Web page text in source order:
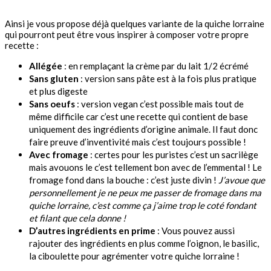
Ainsi je vous propose déjà quelques variante de la quiche lorraine
qui pourront peut être vous inspirer à composer votre propre
recette :
Allégée : en remplaçant la crème par du lait 1/2 écrémé
Sans gluten : version sans pâte est à la fois plus pratique
et plus digeste
Sans oeufs : version vegan c’est possible mais tout de
même difficile car c’est une recette qui contient de base
uniquement des ingrédients d’origine animale. Il faut donc
faire preuve d’inventivité mais c’est toujours possible !
Avec fromage : certes pour les puristes c’est un sacrilège
mais avouons le c’est tellement bon avec de l’emmental ! Le
fromage fond dans la bouche : c’est juste divin ! J’avoue que
personnellement je ne peux me passer de fromage dans ma
quiche lorraine, c’est comme ça j’aime trop le coté fondant
et filant que cela donne !
D’autres ingrédients en prime : Vous pouvez aussi
rajouter des ingrédients en plus comme l’oignon, le basilic,
la ciboulette pour agrémenter votre quiche lorraine !